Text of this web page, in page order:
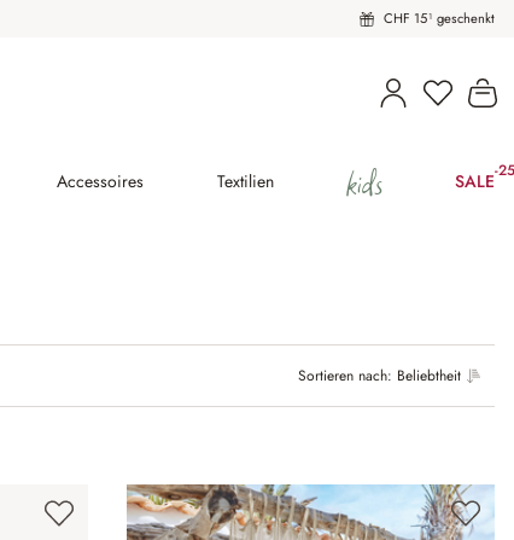
CHF 15¹ geschenkt
Accessoires Textilien kids SALE-
Sortieren nach: Beliebtheit